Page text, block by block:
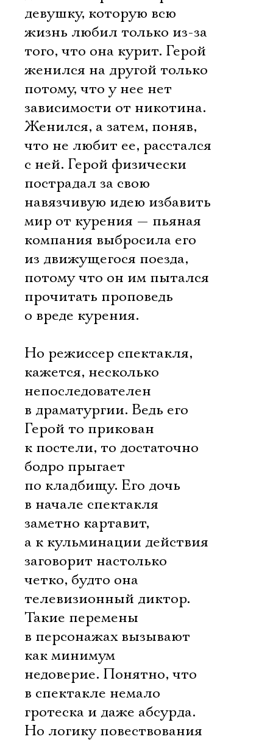
девушку, которую всю
жизнь любил только из-за
того, что она курит. Герой
женился на другой только
потому, что у нее нет
зависимости от никотина.
Женился, а затем, поняв,
что не любит ее, расстался
с ней. Герой физически
пострадал за свою
навязчивую идею избавить
мир от курения — пьяная
компания выбросила его
из движущегося поезда,
потому что он им пытался
прочитать проповедь
о вреде курения.
Но режиссер спектакля,
кажется, несколько
непоследователен
в драматургии. Ведь его
Герой то прикован
к постели, то достаточно
бодро прыгает
по кладбищу. Его дочь
в начале спектакля
заметно картавит,
а к кульминации действия
заговорит настолько
четко, будто она
телевизионный диктор.
Такие перемены
в персонажах вызывают
как минимум
недоверие. Понятно, что
в спектакле немало
гротеска и даже абсурда.
Но логику повествования